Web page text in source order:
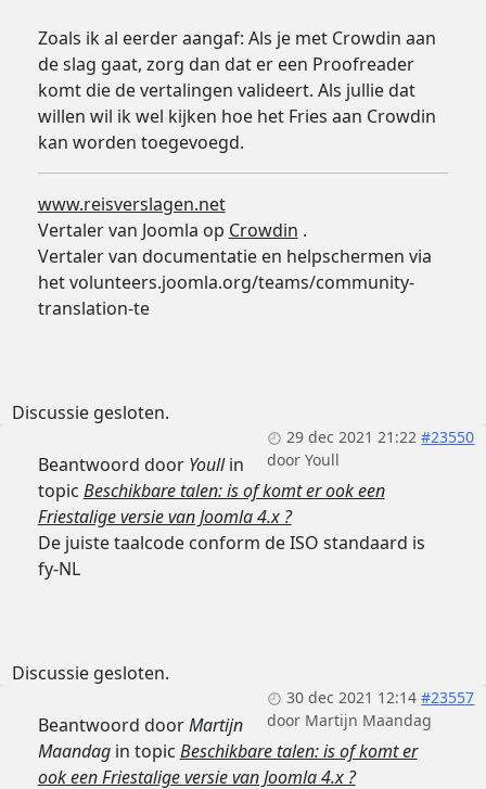
Zoals ik al eerder aangaf: Als je met Crowdin aan
de slag gaat, zorg dan dat er een Proofreader
komt die de vertalingen valideert. Als jullie dat
willen wil ik wel kijken hoe het Fries aan Crowdin
kan worden toegevoegd.
www.reisverslagen.net
Vertaler van Joomla op Crowdin .
Vertaler van documentatie en helpschermen via
het volunteers.joomla.org/teams/community-
translation-te
Discussie gesloten.
29 dec 2021 21:22 #23550
doorYoull
Beantwoord door Youllin
topic Beschikbare talen: is of komt er ook een
Friestalige versie van Joomla 4.x ?
De juiste taalcode conform de ISO standaard is
fy-NL
Discussie gesloten.
30 dec 2021 12:14 #23557
door Martijn Maandag
Beantwoord doorMartijn
Maandagin topic Beschikbare talen: is of komt er
ook een Friestalige versie van Joomla 4.x ?